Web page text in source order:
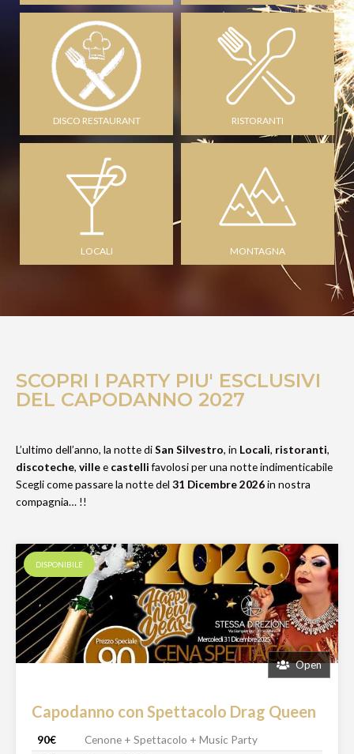
DISCO RESTAURANT RISTORANTI
LOCALI MONTAGNA
SCOPRI I PARTY PIU' ESCLUSIVI
DEL CAPODANNO 2027
L’ultimo dell’anno, la notte diSan Silvestro, in Locali, ristoranti,
discoteche, villee castellifavolosi per una notte indimenticabile
Scegli come passare la notte del 31 Dicembre 2026in nostra
compagnia… !!
Open
DISPONIBILE
Capodanno con Spettacolo Drag Queen
90€
Cenone + Spettacolo + Music Party